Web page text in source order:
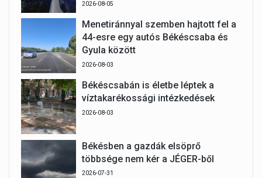
2026-08-05
Menetiránnyal szemben hajtott fel a
44-esre egy autós Békéscsaba és
Gyula között
2026-08-03
Békéscsabán is életbe léptek a
víztakarékossági intézkedések
2026-08-03
Békésben a gazdák elsöprő
többsége nem kér a JÉGER-ből
2026-07-31